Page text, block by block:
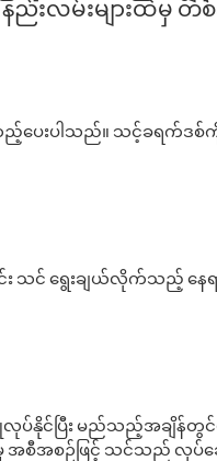
းလမ်းများထဲမှ တ
ေးပါသည်။ သင့်ခရက်ဒစ်ကို
င်း သင် ရွေးချယ်လိုက်သည့် န
ပြုလုပ်နိုင်ပြီး မည်သည့်အချိ
စီအစဉ်ဖြင့် သင်သည် လုပ်ဆေ